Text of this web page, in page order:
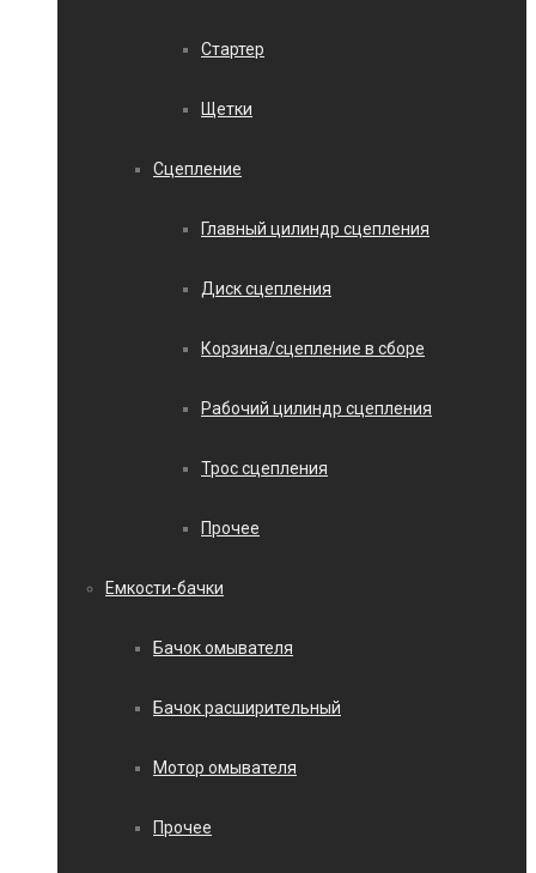
Стартер
Щетки
Сцепление
Главный цилиндр сцепления
Диск сцепления
Корзина/сцепление в сборе
Рабочий цилиндр сцепления
Трос сцепления
Прочее
Емкости-бачки
Бачок омывателя
Бачок расширительный
Мотор омывателя
Прочее